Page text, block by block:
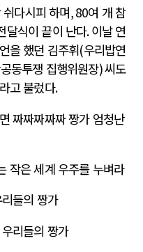
다시피 하며, 80여 개 참
달식이 끝이 난다.이날 연
을 했던 김주휘(우리밥연
동투쟁 집행위원장)씨도
라고 불렀다.
짜짜짜짜짜 짱가 엄청난
작은 세계 우주를 누벼라
들의 짱가
리들의 짱가